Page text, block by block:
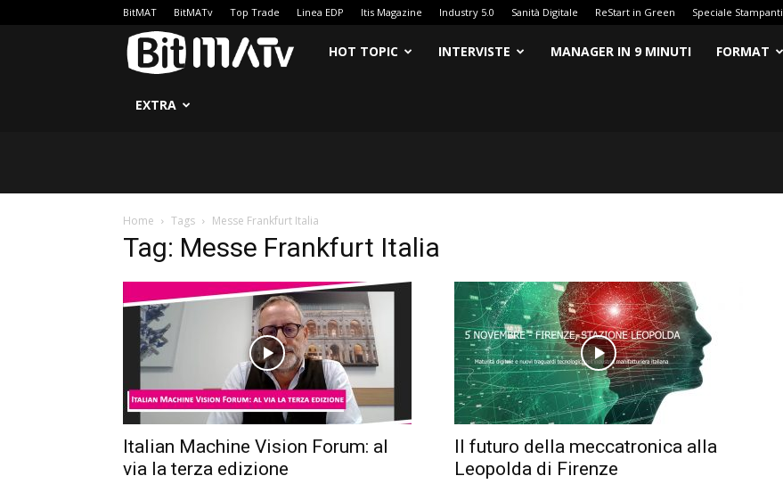
BitMAT BitMATv Top Trade Linea EDP Itis Magazine Industry 5.0 Sanità Digitale ReStart in Green Speciale Stampanti
BitMATv
HOT TOPIC INTERVISTE MANAGER IN 9 MINUTI FORMAT
EXTRA
Home Tags Messe Frankfurt Italia
Tag: Messe Frankfurt Italia
Italian Machine Vision Forum: al
via la terza edizione
Il futuro della meccatronica alla
Leopolda di Firenze